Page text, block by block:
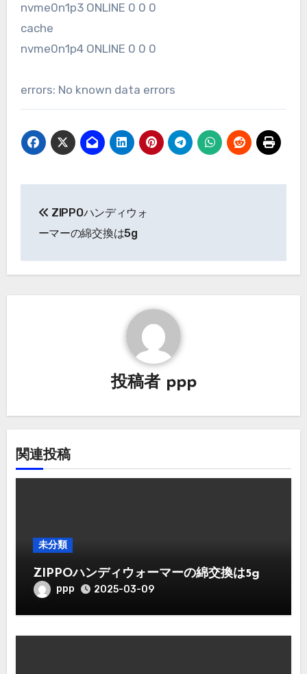
nvme0n1p3 ONLINE 0 0 0
cache
nvme0n1p4 ONLINE 0 0 0
errors: No known data errors
ビ
ン
ZIPPOハンディウォ
ーマーの綿交換は5g
投稿者 ppp
関連投稿
未分類
ZIPPOハンディウォーマーの綿交換は5g
ppp 2025-03-09